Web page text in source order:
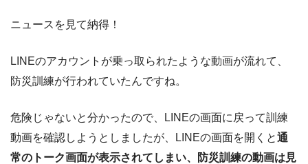
ニュースを見て納得！
LINEのアカウントが乗っ取られたような動画が流れて、
防災訓練が行われていたんですね。
危険じゃないと分かったので、LINEの画面に戻って訓練
動画を確認しようとしましたが、LINEの画面を開くと通
常のトーク画面が表示されてしまい、防災訓練の動画は見